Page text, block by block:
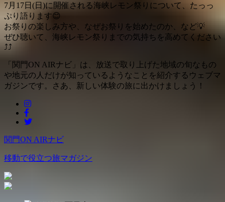
7月17日(日)に開催される海峡レモン祭りについて、たっっ
ぷり語ります😊
お祭りの楽しみ方や、なぜお祭りを始めたのか、など💡
ぜひ聴いて、海峡レモン祭りまでの気持ちを高めてください
⤴⤴
「関門ON AIRナビ」は、放送で取り上げた地域の旬なもの
や地元の人だけが知っているようなことを紹介するウェブマ
ガジンです。さあ、新しい体験の旅に出かけましょう！
関門ON AIRナビ
移動で役立つ旅マガジン